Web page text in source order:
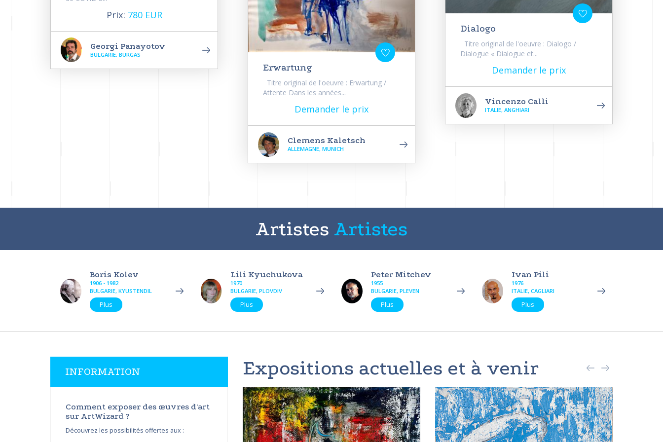
Prix: 780 EUR
Georgi Panayotov
BULGARIE, BURGAS
Erwartung
Titre original de l'oeuvre : Erwartung /
Attente Dans les années...
Demander le prix
Clemens Kaletsch
ALLEMAGNE, MUNICH
Dialogo
Titre original de l'oeuvre : Dialogo /
Dialogue « Dialogue et...
Demander le prix
Vincenzo Calli
ITALIE, ANGHIARI
Artistes Artistes
Boris Kolev
1906 - 1982
BULGARIE, KYUSTENDIL
Plus
Lili Kyuchukova
1970
BULGARIE, PLOVDIV
Plus
Peter Mitchev
1955
BULGARIE, PLEVEN
Plus
Ivan Pili
1976
ITALIE, CAGLIARI
Plus
INFORMATION
Comment exposer des œuvres d'art
sur ArtWizard ?
Découvrez les possibilités offertes aux :
Expositions actuelles et à venir